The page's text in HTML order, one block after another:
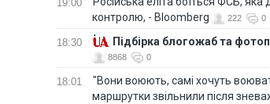
19:00
контролю, - Bloomberg
222 0
18:30 Підбірка блогожаб та
8868 0
18:01
"Вони воюють, самі хочуть
маршрутки звільнили після